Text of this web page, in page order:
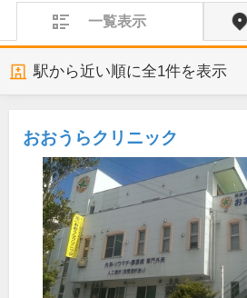
一覧表示
駅から近い順に全1件を表示
おおうらクリニック